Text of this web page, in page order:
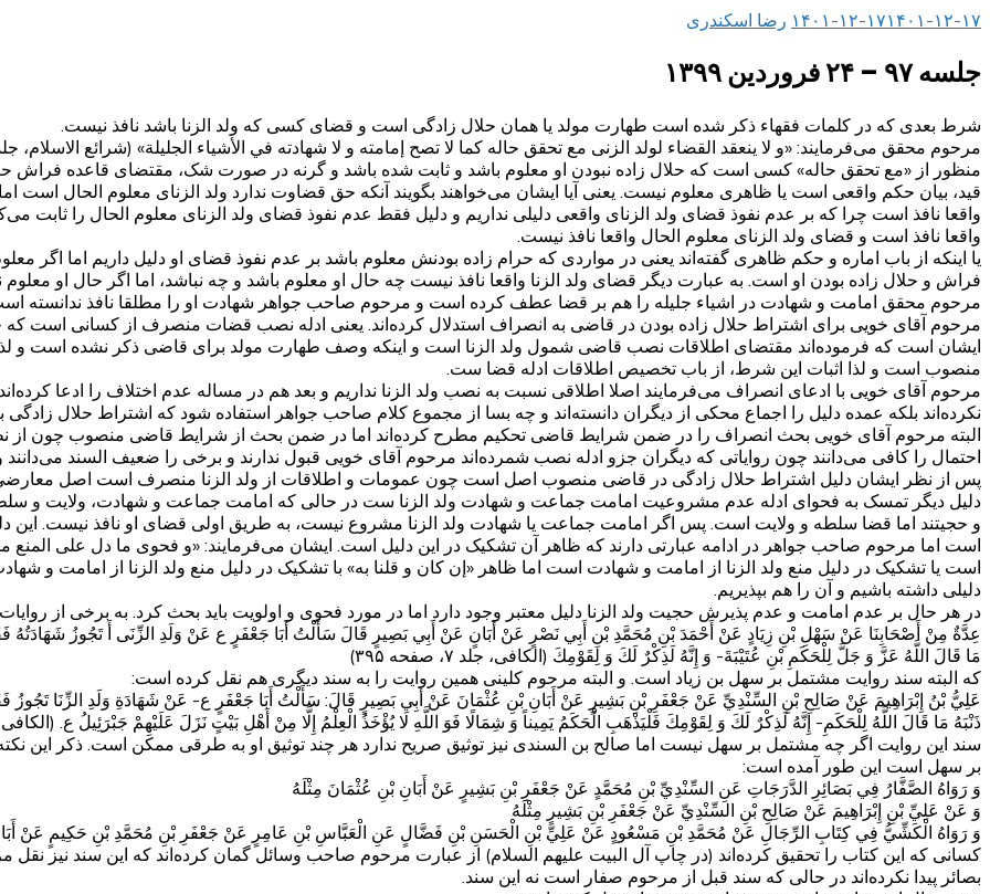
۱۴۰۱-۱۲-۱۷۱۴۰۱-۱۲-۱۷ رضا اسکندری
جلسه ۹۷ – ۲۴ فروردین ۱۳۹۹
شرط بعدی که در کلمات فقهاء ذکر شده است طهارت مولد یا همان حلال زادگی است و قضای کسی که ولد الزنا باشد نافذ نیست.
مرحوم محقق می‌فرمایند: «و لا ينعقد القضاء لولد الزنى مع تحقق حاله كما لا تصح إمامته و لا شهادته في الأشياء الجليلة» (شرائع الاسلام، جلد ۴، صفحه
منظور از «مع تحقق حاله» کسی است که حلال زاده نبودن او معلوم باشد و ثابت شده باشد و گرنه در صورت شک، مقتضای قاعده فراش
قید، بیان حکم واقعی است یا ظاهری معلوم نیست. یعنی آیا ایشان می‌خواهند بگویند آنکه حق قضاوت ندارد ولد الزنای معلوم الحال است
واقعا نافذ است چرا که بر عدم نفوذ قضای ولد الزنای واقعی دلیلی نداریم و دلیل فقط عدم نفوذ قضای ولد الزنای معلوم الحال را ثابت
واقعا نافذ است و قضای ولد الزنای معلوم الحال واقعا نافذ نیست.
یا اینکه از باب اماره و حکم ظاهری گفته‌اند یعنی در مواردی که حرام زاده بودنش معلوم باشد بر عدم نفوذ قضای او دلیل داریم اما
فراش و حلال زاده بودن او است. به عبارت دیگر قضای ولد الزنا واقعا نافذ نیست چه حال او معلوم باشد و چه نباشد، اما اگر حال او
مرحوم محقق امامت و شهادت در اشیاء جلیله را هم بر قضا عطف کرده است و مرحوم صاحب جواهر شهادت او را مطلقا نافذ ندانسته
مرحوم آقای خویی برای اشتراط حلال زاده بودن در قاضی به انصراف استدلال کرده‌اند. یعنی ادله نصب قضات منصرف از کسانی است که
ایشان است که فرموده‌اند مقتضای اطلاقات نصب قاضی شمول ولد الزنا است و اینکه وصف طهارت مولد برای قاضی ذکر نشده است و
منصوب است و لذا اثبات این شرط، از باب تخصیص اطلاقات ادله قضا ست.
مرحوم آقای خویی با ادعای انصراف می‌فرمایند اصلا اطلاقی نسبت به نصب ولد الزنا نداریم و بعد هم در مساله عدم اختلاف را ادعا
نکرده‌اند بلکه عمده دلیل را اجماع محکی از دیگران دانسته‌اند و چه بسا از مجموع کلام صاحب جواهر استفاده شود که اشتراط حلال
البته مرحوم آقای خویی بحث انصراف را در ضمن شرایط قاضی تحکیم مطرح کرده‌اند اما در ضمن بحث از شرایط قاضی منصوب چون از
احتمال را کافی می‌دانند چون روایاتی که دیگران جزو ادله نصب شمرده‌اند مرحوم آقای خویی قبول ندارند و برخی را ضعیف السند
پس از نظر ایشان دلیل اشتراط حلال زادگی در قاضی منصوب اصل است چون عمومات و اطلاقات از ولد الزنا منصرف است اصل
دلیل دیگر تمسک به فحوای ادله عدم مشروعیت امامت جماعت و شهادت ولد الزنا ست در حالی که امامت جماعت و شهادت، ولایت
و حجیتند اما قضا سلطه و ولایت است. پس اگر امامت جماعت یا شهادت ولد الزنا مشروع نیست، به طریق اولی قضای او نافذ نیست.
است اما مرحوم صاحب جواهر در ادامه عبارتی دارند که ظاهر آن تشکیک در این دلیل است. ایشان می‌فرمایند: «و فحوى ما دل على المنع
است یا تشکیک در دلیل منع ولد الزنا از امامت و شهادت است اما ظاهر «إن كان و قلنا به» با تشکیک در دلیل منع ولد الزنا از امامت و
دلیلی داشته باشیم و آن را هم بپذیریم.
در هر حال بر عدم امامت و عدم پذیرش حجیت ولد الزنا دلیل معتبر وجود دارد اما در مورد فحوی و اولویت باید بحث کرد. به برخی از
عِدَّةٌ مِنْ أَصْحَابِنَا عَنْ سَهْلِ بْنِ زِيَادٍ عَنْ أَحْمَدَ بْنِ مُحَمَّدِ بْنِ أَبِي نَصْرٍ عَنْ أَبَانٍ عَنْ أَبِي بَصِيرٍ قَالَ سَأَلْتُ أَبَا جَعْفَرٍ ع عَنْ وَلَدِ الزِّنَى أَ تَجُوزُ شَهَادَتُهُ
مَا قَالَ اللَّهُ عَزَّ وَ جَلَّ لِلْحَكَمِ بْنِ عُتَيْبَةَ- وَ إِنَّهُ لَذِكْرٌ لَكَ وَ لِقَوْمِكَ‌ (الکافی، جلد ۷، صفحه ۳۹۵)
که البته سند روایت مشتمل بر سهل بن زیاد است. و البته مرحوم کلینی همین روایت را به سند دیگری هم نقل کرده است:
عَلِيُّ بْنُ إِبْرَاهِيمَ عَنْ صَالِحِ بْنِ السِّنْدِيِّ عَنْ جَعْفَرِ بْنِ بَشِيرٍ عَنْ أَبَانِ بْنِ عُثْمَانَ عَنْ أَبِي بَصِيرٍ قَالَ: سَأَلْتُ أَبَا جَعْفَرٍ ع- عَنْ شَهَادَةِ وَلَدِ الزِّنَا تَجُوزُ
ذَنْبَهُ‏ مَا قَالَ اللَّهُ لِلْحَكَمِ- إِنَّهُ‏ لَذِكْرٌ لَكَ‏ وَ لِقَوْمِكَ‏ فَلْيَذْهَبِ الْحَكَمُ يَمِيناً وَ شِمَالًا فَوَ اللَّهِ لَا يُؤْخَذُ الْعِلْمُ إِلَّا مِنْ أَهْلِ بَيْتٍ نَزَلَ عَلَيْهِمْ جَبْرَئِيلُ ع. (الکافی، جلد ۱،
سند این روایت اگر چه مشتمل بر سهل نیست اما صالح بن السندی نیز توثیق صریح ندارد هر چند توثیق او به طرقی ممکن است. ذکر این
بر سهل است این طور آمده است:
وَ رَوَاهُ الصَّفَّارُ فِي بَصَائِرِ الدَّرَجَاتِ عَنِ السِّنْدِيِّ بْنِ مُحَمَّدٍ عَنْ جَعْفَرِ بْنِ بَشِيرٍ عَنْ أَبَانِ بْنِ عُثْمَانَ مِثْلَهُ
وَ عَنْ عَلِيِّ بْنِ إِبْرَاهِيمَ عَنْ صَالِحِ بْنِ السِّنْدِيِّ عَنْ جَعْفَرِ بْنِ بَشِيرٍ مِثْلَهُ
وَ رَوَاهُ الْكَشِّيُّ فِي كِتَابِ الرِّجَالِ عَنْ مُحَمَّدِ بْنِ مَسْعُودٍ عَنْ عَلِيِّ بْنِ الْحَسَنِ بْنِ فَضَّالٍ عَنِ الْعَبَّاسِ بْنِ عَامِرٍ عَنْ جَعْفَرِ بْنِ مُحَمَّدِ بْنِ حَكِيمٍ عَنْ
کسانی که این کتاب را تحقیق کرده‌اند (در چاپ آل البیت علیهم السلام) از عبارت مرحوم صاحب وسائل گمان کرده‌اند که این سند نیز نقل
بصائر پیدا نکرده‌اند در حالی که سند قبل از مرحوم صفار است نه این سند.